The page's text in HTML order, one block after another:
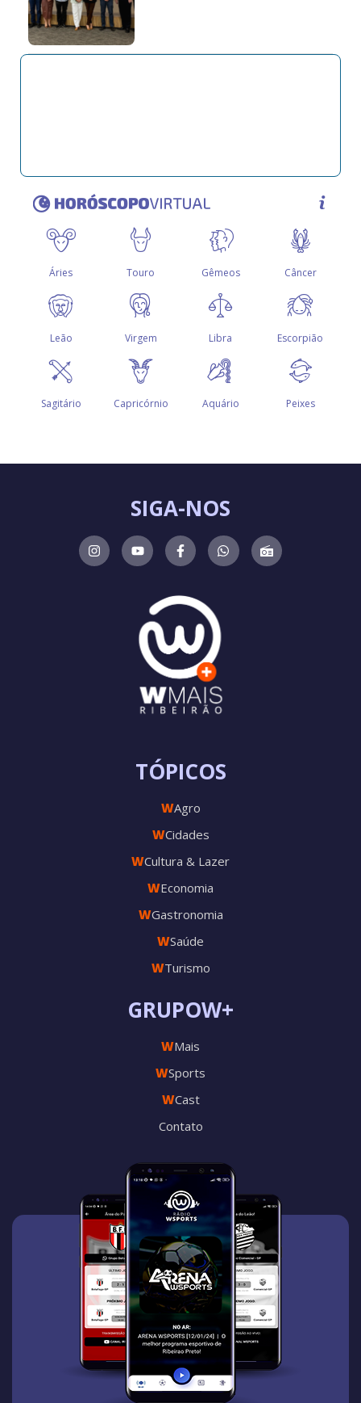
GRUPOW+
WMais
WSports
WCast
Contato
TÓPICOS
WAgro
WCidades
WCultura & Lazer
WEconomia
WGastronomia
WSaúde
WTurismo
SIGA-NOS